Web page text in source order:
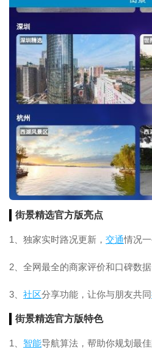
街景精选官方版亮点
1、独家实时路况更新， 交通情况一
2、全网最全的商家评价和口碑数
3、 社区分享功能，让你与朋友共同
街景精选官方版特色
1、 智能导航算法，帮助你规划最佳